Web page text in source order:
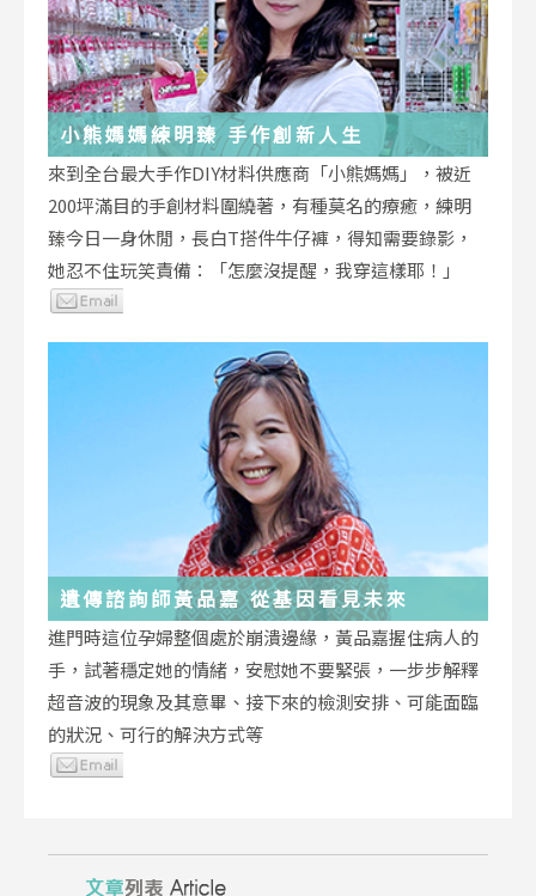
小熊媽媽練明臻 手作創新人生
來到全台最大手作DIY材料供應商「小熊媽媽」，被近
200坪滿目的手創材料圍繞著，有種莫名的療癒，練明
臻今日一身休閒，長白T搭件牛仔褲，得知需要錄影，
她忍不住玩笑責備：「怎麼沒提醒，我穿這樣耶！」
遺傳諮詢師黃品嘉 從基因看見未來
進門時這位孕婦整個處於崩潰邊緣，黃品嘉握住病人的
手，試著穩定她的情緒，安慰她不要緊張，一步步解釋
超音波的現象及其意畢、接下來的檢測安排、可能面臨
的狀況、可行的解決方式等